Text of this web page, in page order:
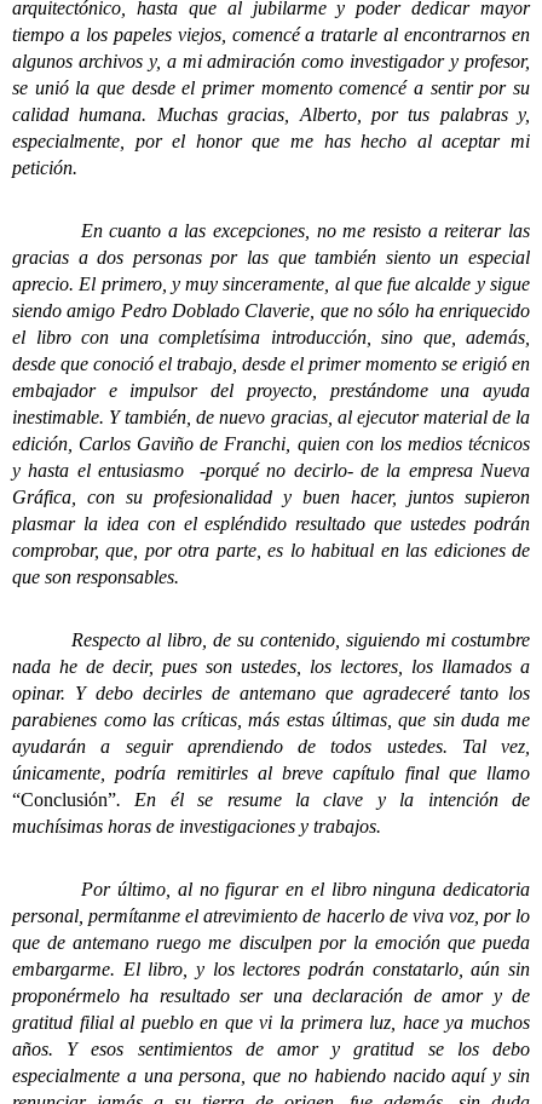
arquitectónico, hasta que al jubilarme y poder dedicar mayor
tiempo a los papeles viejos, comencé a tratarle al encontrarnos en
algunos archivos y, a mi admiración como investigador y profesor,
se unió la que desde el primer momento comencé a sentir por su
calidad humana. Muchas gracias, Alberto, por tus palabras y,
especialmente, por el honor que me has hecho al aceptar mi
petición.
En cuanto a las excepciones, no me resisto a reiterar las
gracias a dos personas por las que también siento un especial
aprecio. El primero, y muy sinceramente, al que fue alcalde y sigue
siendo amigo Pedro Doblado Claverie, que no sólo ha enriquecido
el libro con una completísima introducción, sino que, además,
desde que conoció el trabajo, desde el primer momento se erigió en
embajador e impulsor del proyecto, prestándome una ayuda
inestimable. Y también, de nuevo gracias, al ejecutor material de la
edición, Carlos Gaviño de Franchi, quien con los medios técnicos
y hasta el entusiasmo -porqué no decirlo- de la empresa Nueva
Gráfica, con su profesionalidad y buen hacer, juntos supieron
plasmar la idea con el espléndido resultado que ustedes podrán
comprobar, que, por otra parte, es lo habitual en las ediciones de
que son responsables.
Respecto al libro, de su contenido, siguiendo mi costumbre
nada he de decir, pues son ustedes, los lectores, los llamados a
opinar. Y debo decirles de antemano que agradeceré tanto los
parabienes como las críticas, más estas últimas, que sin duda me
ayudarán a seguir aprendiendo de todos ustedes. Tal vez,
únicamente, podría remitirles al breve capítulo final que llamo
“Conclusión”. En él se resume la clave y la intención de
muchísimas horas de investigaciones y trabajos.
Por último, al no figurar en el libro ninguna dedicatoria
personal, permítanme el atrevimiento de hacerlo de viva voz, por lo
que de antemano ruego me disculpen por la emoción que pueda
embargarme. El libro, y los lectores podrán constatarlo, aún sin
proponérmelo ha resultado ser una declaración de amor y de
gratitud filial al pueblo en que vi la primera luz, hace ya muchos
años. Y esos sentimientos de amor y gratitud se los debo
especialmente a una persona, que no habiendo nacido aquí y sin